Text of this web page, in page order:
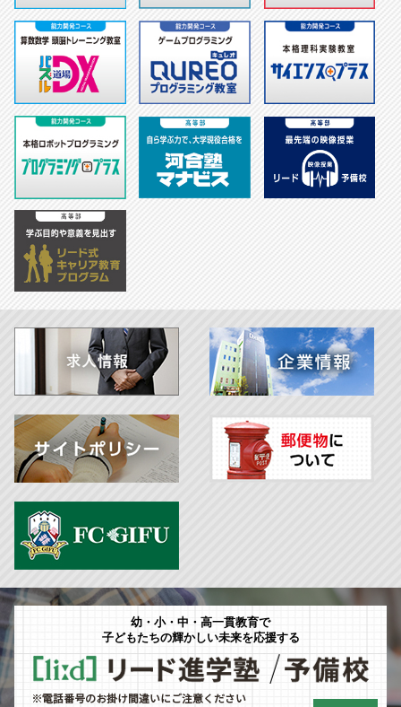
幼・小・中・高一貫教育で
子どもたちの輝かしい未来を応援する